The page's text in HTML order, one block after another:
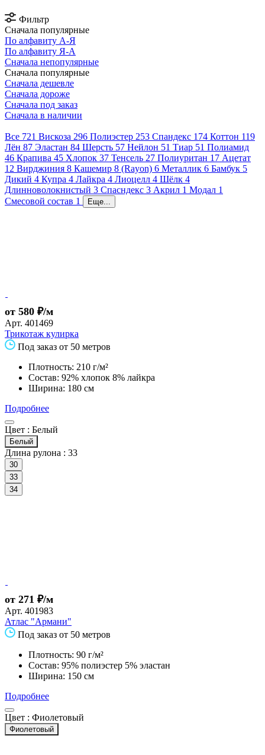
Фильтр
Сначала популярные
По алфавиту А-Я
По алфавиту Я-А
Сначала непопулярные
Сначала популярные
Сначала дешевле
Сначала дороже
Сначала под заказ
Сначала в наличии
Все 721 Вискоза 296 Полиэстер 253 Спандекс 174 Коттон 119
Лён 87 Эластан 84 Шерсть 57 Нейлон 51 Тиар 51 Полиамид
46 Крапива 45 Хлопок 37 Тенсель 27 Полиуритан 17 Ацетат
12 Вирджиния 8 Кашемир 8 (Rayon) 6 Металлик 6 Бамбук 5
Дикий 4 Купра 4 Лайкра 4 Лиоцелл 4 Шёлк 4
Длинноволокнистый 3 Спасндекс 3 Акрил 1 Модал 1
Смесовой состав 1 Еще...
от 580 ₽/м
Арт. 401469
Трикотаж кулирка
Под заказ от 50 метров
Плотность: 210 г/м²
Состав: 92% хлопок 8% лайкра
Ширина: 180 см
Подробнее
Цвет : Белый
Белый
Длина рулона : 33
30
33
34
от 271 ₽/м
Арт. 401983
Атлас "Армани"
Под заказ от 50 метров
Плотность: 90 г/м²
Состав: 95% полиэстер 5% эластан
Ширина: 150 см
Подробнее
Цвет : Фиолетовый
Фиолетовый